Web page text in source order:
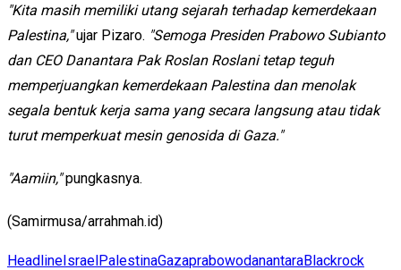
"Kita masih memiliki utang sejarah terhadap kemerdekaan
Palestina,"ujar Pizaro. "Semoga Presiden Prabowo Subianto
dan CEO Danantara Pak Roslan Roslani tetap teguh
memperjuangkan kemerdekaan Palestina dan menolak
segala bentuk kerja sama yang secara langsung atau tidak
turut memperkuat mesin genosida di Gaza."
"Aamiin,"pungkasnya.
(Samirmusa/arrahmah.id)
HeadlineIsraelPalestinaGazaprabowodanantaraBlackrock